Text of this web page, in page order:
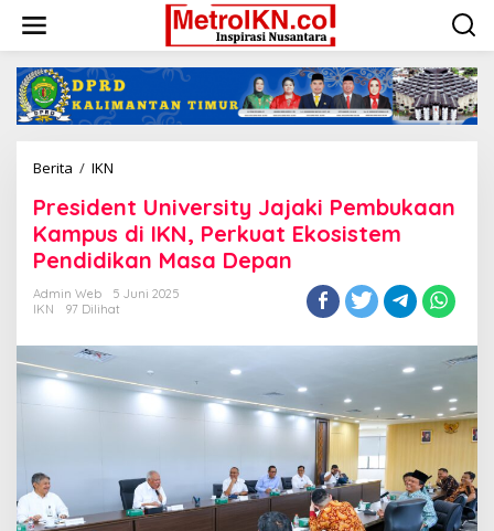
konten
Berita / IKN
Jajaki
Pembukaan
Kampus
di
IKN,
Perkuat
Pendidikan
Depan
President University Jajaki Pembukaan
Kampus di IKN, Perkuat Ekosistem
Pendidikan Masa Depan
Admin Web
5 Juni 2025
IKN
97 Dilihat